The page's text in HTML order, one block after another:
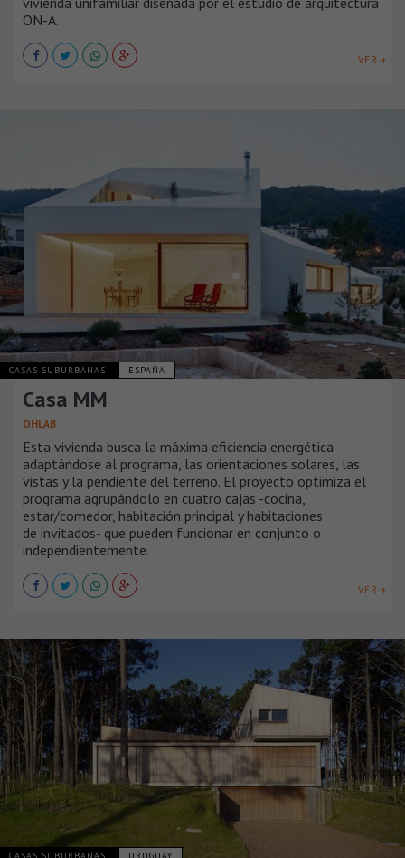
ON-A.
VER +
CASAS SUBURBANAS ESPAÑA
Casa MM
OHLAB
Esta vivienda busca la máxima eficiencia energética
adaptándose al programa, las orientaciones solares, las
vistas y la pendiente del terreno. El proyecto optimiza el
programa agrupándolo en cuatro cajas -cocina,
estar/comedor, habitación principal y habitaciones
de invitados- que pueden funcionar en conjunto o
independientemente.
VER +